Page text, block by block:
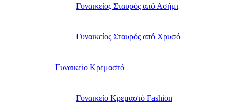
Γυναικείος Σταυρός από Ασήμι
Γυναικείος Σταυρός από Χρυσό
Γυναικείο Κρεμαστό
Γυναικείο Κρεμαστό Fashion